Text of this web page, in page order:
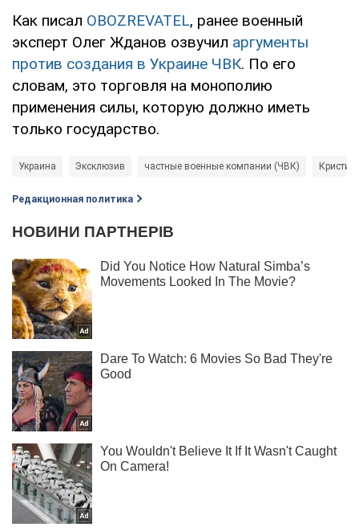
Как писал OBOZREVATEL, ранее военный
эксперт Олег Жданов озвучил аргументы
против создания в Украине ЧВК. По его
словам, это торговля на монополию
применения силы, которую должно иметь
только государство.
Украина Эксклюзив частные военные компании (ЧВК)
Редакционная политика